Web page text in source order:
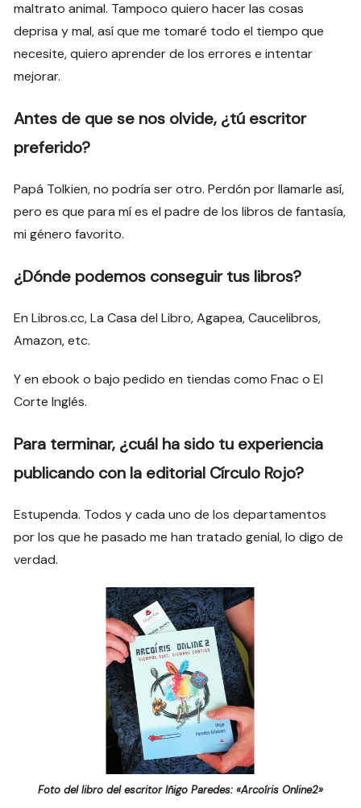
maltrato animal. Tampoco quiero hacer las cosas
deprisa y mal, así que me tomaré todo el tiempo que
necesite, quiero aprender de los errores e intentar
mejorar.
Antes de que se nos olvide, ¿tú escritor
preferido?
Papá Tolkien, no podría ser otro. Perdón por llamarle así,
pero es que para mí es el padre de los libros de fantasía,
mi género favorito.
¿Dónde podemos conseguir tus libros?
En Libros.cc, La Casa del Libro, Agapea, Caucelibros,
Amazon, etc.
Y en ebook o bajo pedido en tiendas como Fnac o El
Corte Inglés.
Para terminar, ¿cuál ha sido tu experiencia
publicando con la editorial Círculo Rojo?
Estupenda. Todos y cada uno de los departamentos
por los que he pasado me han tratado genial, lo digo de
verdad.
Foto del libro del escritor Iñigo Paredes: «Arcoíris Online2»